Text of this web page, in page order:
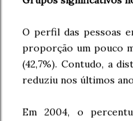
O perfil das pessoas
proporção um pouco
(42,7%). Contudo, a
reduziu nos últimos
Em 2004, o